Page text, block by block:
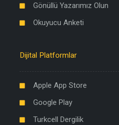
Gönüllü Yazarımız Olun
Okuyucu Anketi
Dijital Platformlar
Apple App Store
Google Play
Turkcell Dergilik